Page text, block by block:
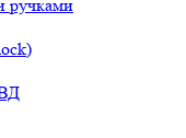
ручками